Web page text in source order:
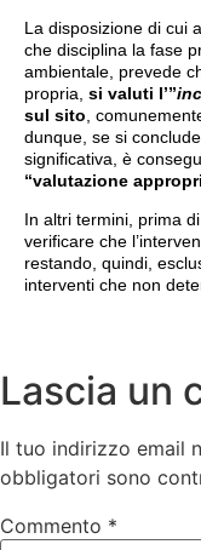
La disposizione di cui
che disciplina la fase
ambientale, prevede
propria, si valuti l’”
sul sito ,
dunque, se si
significativa, è
“valutazione
In altri termini, prima
verificare che
restando, quindi,
interventi che non
Lascia un
Il tuo indirizzo email
obbligatori sono
Commento *